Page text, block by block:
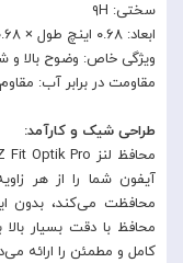
سختی: ۹H
ابعاد: ۰.۶۸ اینچ طول × ۰.۶۸ اینچ عرض
ویژگی خاص: وضوح بالا و
مقاومت در برابر آب:
طراحی شیک و کارآمد:
آیفون شما را از هر
محافظت می‌کند، بدون
محافظ با دقت بسیار
کامل و مطمئن را ارائه